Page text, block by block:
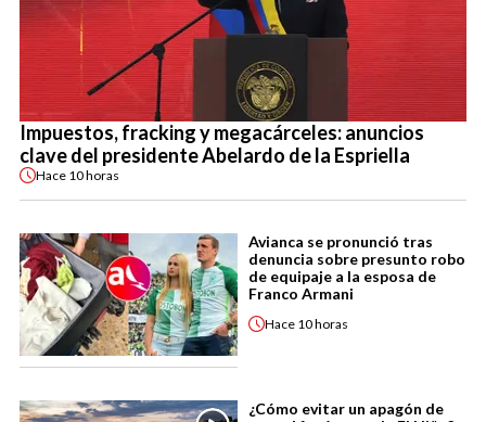
Impuestos, fracking y megacárceles: anuncios
clave del presidente Abelardo de la Espriella
Hace 10 horas
Avianca se pronunció tras
denuncia sobre presunto robo
de equipaje a la esposa de
Franco Armani
Hace 10 horas
¿Cómo evitar un apagón de